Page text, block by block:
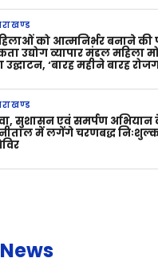
को आत्मनिर्भर बनाने की
उद्योग व्यापार मंडल महिला
उद्घाटन, ‘बारह महीने बारह
सुशासन एवं समर्पण अभियान
में लगेंगे चरणबद्ध निःशुल्क